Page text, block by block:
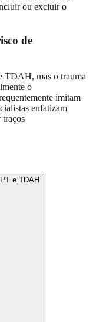
ou excluir o
de
TDAH, mas o trauma
o
imitam
enfatizam
e TDAH